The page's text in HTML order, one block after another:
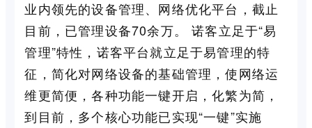
业内领先的设备管理、网络优化平台，截止
目前，已管理设备70余万。 诺客立足于“易
管理”特性，诺客平台就立足于易管理的特
征，简化对网络设备的基础管理，使网络运
维更简便，各种功能一键开启，化繁为简，
到目前，多个核心功能已实现“一键”实施